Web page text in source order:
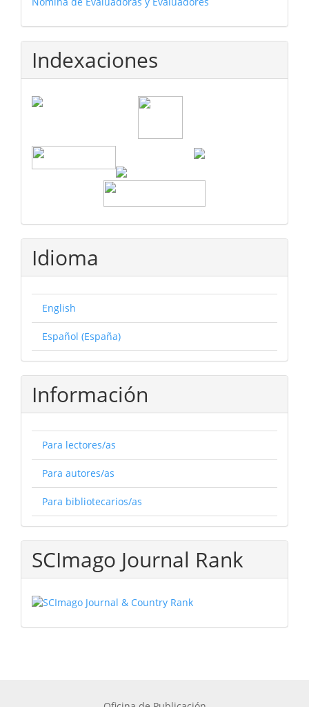
Indexaciones
Idioma
English
Español (España)
Información
Para lectores/as
Para autores/as
Para bibliotecarios/as
SCImago Journal Rank